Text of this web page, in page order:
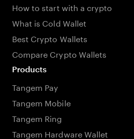
How to start with a crypto
What is Cold Wallet
Best Crypto Wallets
Compare Crypto Wallets
Products
Tangem Pay
Tangem Mobile
Tangem Ring
Tangem Hardware Wallet